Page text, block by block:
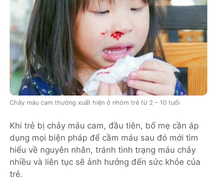
Chảy máu cam thường xuất hiện ở nhóm trẻ từ 2 – 10 tuổi
Khi trẻ bị chảy máu cam, đầu tiên, bố mẹ cần áp
dụng mọi biện pháp để cầm máu sau đó mới tìm
hiểu về nguyên nhân, tránh tình trạng máu chảy
nhiều và liên tục sẽ ảnh hưởng đến sức khỏe của
trẻ.